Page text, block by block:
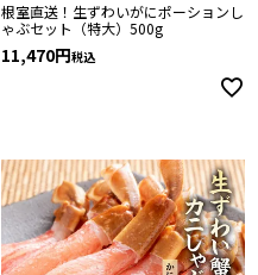
根室直送！生ずわいがにポーションし
ゃぶセット（特大）500g
11,470 税込